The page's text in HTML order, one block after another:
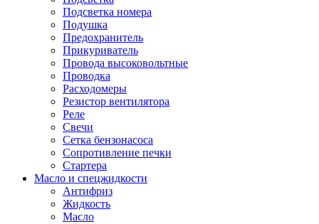
Подсветка номера
Подушка
Предохранитель
Прикуриватель
Провода высоковольтные
Проводка
Расходомеры
Резистор вентилятора
Реле
Свечи
Сетка бензонасоса
Сопротивление печки
Стартера
Масло и спецжидкости
Антифриз
Жидкость
Масло